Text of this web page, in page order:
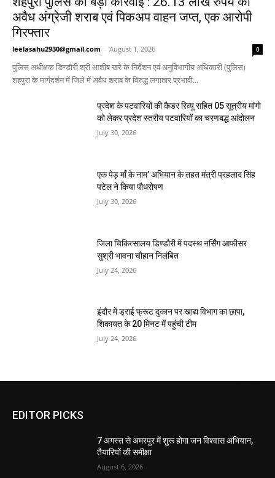
अवैध अंग्रेजी शराब एवं पिकअप वाहन जप्त, एक आरोपी
गिरफ्तार
leelasahu2930@gmail.com - August 1, 2026 0
पुलिस अधीक्षक डिण्डौरी श्री आशीष खरे के निर्देशन एवं अनुविभागीय अधिकारी (पुलिस)
शहपुरा के मार्गदर्शन में जिले में अवैध शराब के विरुद्ध लगातार प्रभावी...
प्रदेश के पटवारियों की कैडर रिव्यू सहित 05 सूत्रीय मांगो
को लेकर प्रदेश स्तरीय पटवारियों का चरणबद्ध आंदोलन
July 30, 2026
एक पेड़ माँ के नाम’ अभियान के तहत मंत्री प्रहलाद सिंह
पटेल ने किया पौधरोपण
July 30, 2026
जिला चिकित्सालय डिण्डौरी में पदस्थ नर्सिंग आफीसर
सुश्री भावना चौहान निलंबित
July 24, 2026
इंदौर में ड्राई फ्रूट दुकान पर खाद्य विभाग का छापा,
शिकायत के 20 मिनट में पहुंची टीम
July 24, 2026
EDITOR PICKS
7 अगस्त से अमरपुर में शुरू होगा जन विश्वास अभियान,
तैयारियों की समीक्षा
August 6, 2026